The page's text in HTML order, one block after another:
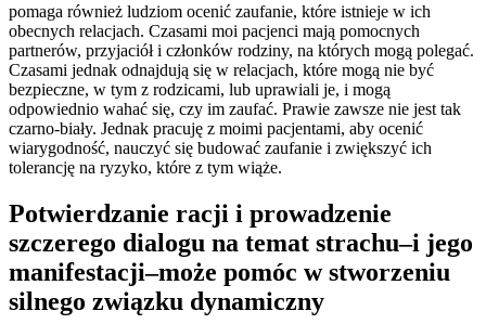
pomaga również ludziom ocenić zaufanie, które istnieje w ich
obecnych relacjach. Czasami moi pacjenci mają pomocnych
partnerów, przyjaciół i członków rodziny, na których mogą polegać.
Czasami jednak odnajdują się w relacjach, które mogą nie być
bezpieczne, w tym z rodzicami, lub uprawiali je, i mogą
odpowiednio wahać się, czy im zaufać. Prawie zawsze nie jest tak
czarno-biały. Jednak pracuję z moimi pacjentami, aby ocenić
wiarygodność, nauczyć się budować zaufanie i zwiększyć ich
tolerancję na ryzyko, które z tym wiąże.
Potwierdzanie racji i prowadzenie
szczerego dialogu na temat strachu–i jego
manifestacji–może pomóc w stworzeniu
silnego związku dynamiczny